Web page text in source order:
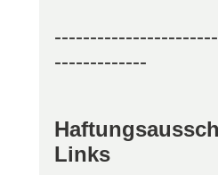
-------------
Links